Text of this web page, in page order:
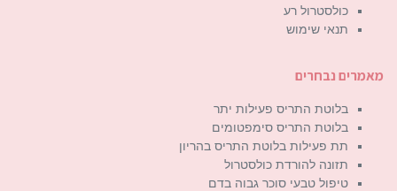
כולסטרול רע
תנאי שימוש
מאמרים נבחרים
בלוטת התריס פעילות יתר
בלוטת התריס סימפטומים
תת פעילות בלוטת התריס בהריון
תזונה להורדת כולסטרול
טיפול טבעי סוכר גבוה בדם